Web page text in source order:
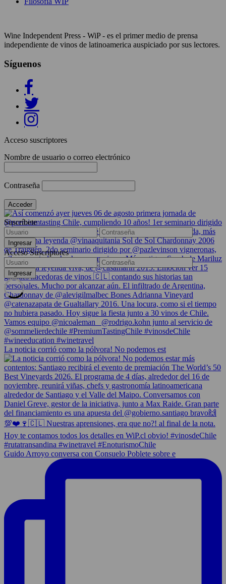
La noticia corrió como la pólvora! No podemos est
Guido Arroyo conversa con Consuelo Poblete sobre e
Wine Independent Press - WiP - es el primer medio de prensa
independiente de vinos de latinoamerica auspiciado por sus lectores.
Síguenos
Acceso suscriptores
Nombre de usuario o correo electrónico
Contraseña
Suscríbete
Acceso Suscriptores